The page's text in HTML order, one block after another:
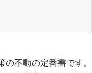
不動の定番書です。